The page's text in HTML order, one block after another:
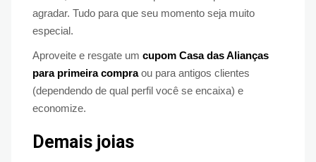
agradar. Tudo para que seu momento seja muito
especial.
Aproveite e resgate um cupom Casa das Alianças
para primeira compraou para antigos clientes
(dependendo de qual perfil você se encaixa) e
economize.
Demais joias